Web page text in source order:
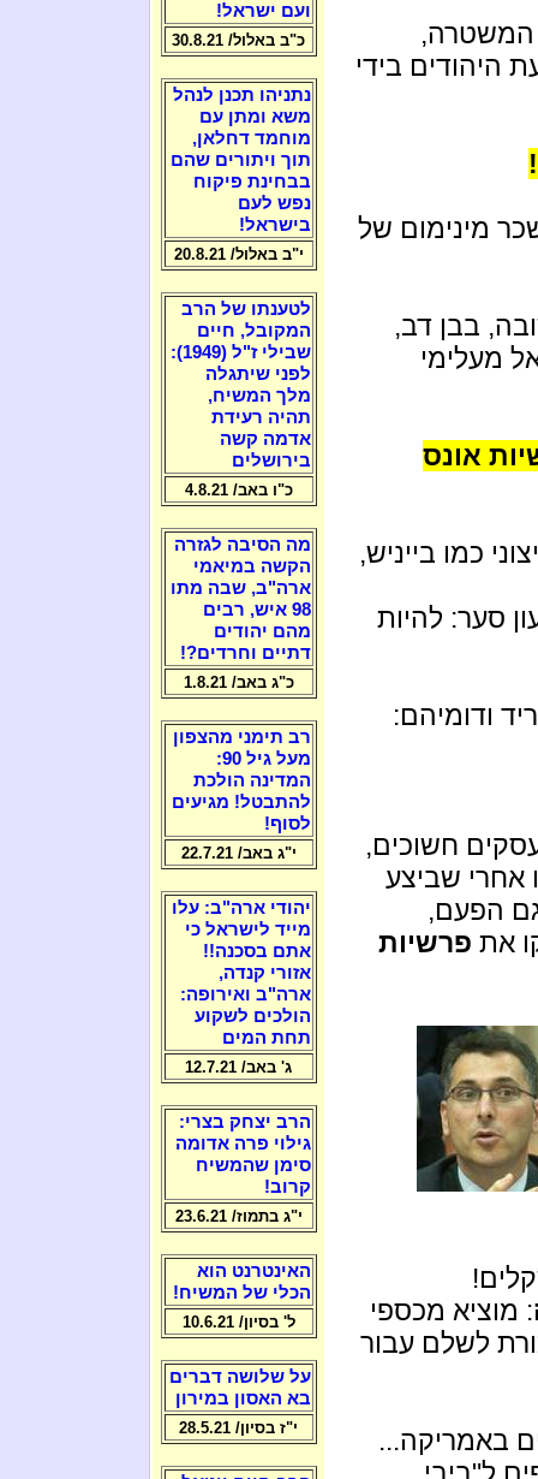
המשטרה,
היהודים בידי
מינימום של
בבן דב,
מעלימי
אונס
כמו בייניש,
סער: להיות
ודומיהם:
חשוכים,
אחרי שביצע
הפעם,
את פרשיות
: מוציא מכספי
לשלם עבור
באמריקה...
ועם ישראל!
כ"ב באלול/ 30.8.21
נתניהו תכנן לנהל
משא ומתן עם
מוחמד דחלאן,
תוך ויתורים שהם
בבחינת פיקוח
נפש לעם
בישראל!
י"ב באלול/ 20.8.21
לטענתו של הרב
המקובל, חיים
שבילי ז"ל (1949):
לפני שיתגלה
מלך המשיח,
תהיה רעידת
אדמה קשה
בירושלים
כ"ו באב/ 4.8.21
מה הסיבה לגזרה
הקשה במיאמי
ארה"ב, שבה מתו
98 איש, רבים
מהם יהודים
דתיים וחרדים?!
כ"ג באב/ 1.8.21
רב תימני מהצפון
מעל גיל 90:
המדינה הולכת
להתבטל! מגיעים
לסוף!
י"ג באב/ 22.7.21
יהודי ארה"ב: עלו
מייד לישראל כי
אתם בסכנה!!
אזורי קנדה,
ארה"ב ואירופה:
הולכים לשקוע
תחת המים
ג' באב/ 12.7.21
הרב יצחק בצרי:
גילוי פרה אדומה
סימן שהמשיח
קרוב!
י"ג בתמוז/ 23.6.21
האינטרנט הוא
הכלי של המשיח!
ל' בסיון/ 10.6.21
על שלושה דברים
בא האסון במירון
י"ז בסיון/ 28.5.21